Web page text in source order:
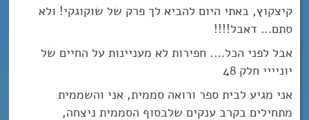
קיצקוץ, באתי היום להביא לך פרק של שוקוגקי! ולא
סתם… דאבל!!!!
אבל לפני הכל…. חפירות לא מעניינות על החיים של
יוניייי חלק 48
אני מגיע לבית ספר ורואה סממית, אני והשממית
מתחילים בקרב ענקים שלבסוף הסממית ניצחה,